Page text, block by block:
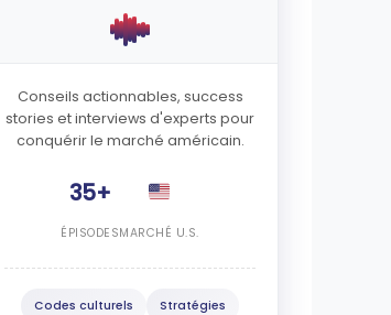
Conseils actionnables, success
stories et interviews d'experts pour
conquérir le marché américain.
35+
ÉPISODESMARCHÉ U.S.
Codes culturels Stratégies